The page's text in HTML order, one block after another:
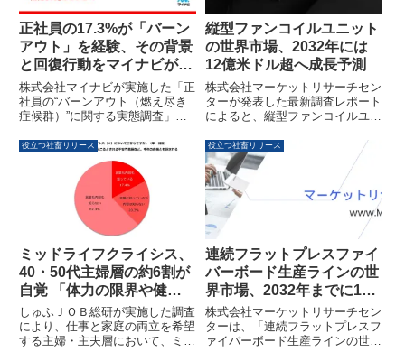
正社員の17.3%が「バーン
アウト」を経験、その背景
と回復行動をマイナビが調
査
株式会社マイナビが実施した「正
社員の“バーンアウト（燃え尽き
症候群）”に関する実態調査」に
在バーンアウト状態にあることが
明らかになりました。特に20～
30代の管理職では3人に1人以上
が該当し、業務過剰、対人関係、
承認不足などが主なきっかけとな
っています。バーンアウトを乗り
越えるために「転職した」人は
23.2%に上ります。
縦型ファンコイルユニット
の世界市場、2032年には
12億米ドル超へ成長予測
株式会社マーケットリサーチセン
ターが発表した最新調査レポート
によると、縦型ファンコイルユニ
12億5100万米ドルに達すると予
測されています。本レポートで
は、市場規模、動向、セグメント
別予測、主要企業の分析などが詳
細に解説されています。
役立つ社畜リリース
ミッドライフクライシス、
40・50代主婦層の約6割が
自覚 「体力の限界や健康
不安」が最多
しゅふＪＯＢ総研が実施した調査
により、仕事と家庭の両立を希望
する主婦・主夫層において、ミッ
役立つ社畜リリース
連続フラットプレスファイ
バーボード生産ラインの世
界市場、2032年までに1億
8,600万米ドルへ成長予測
株式会社マーケットリサーチセン
ターは、「連続フラットプレスフ
ァイバーボード生産ラインの世界